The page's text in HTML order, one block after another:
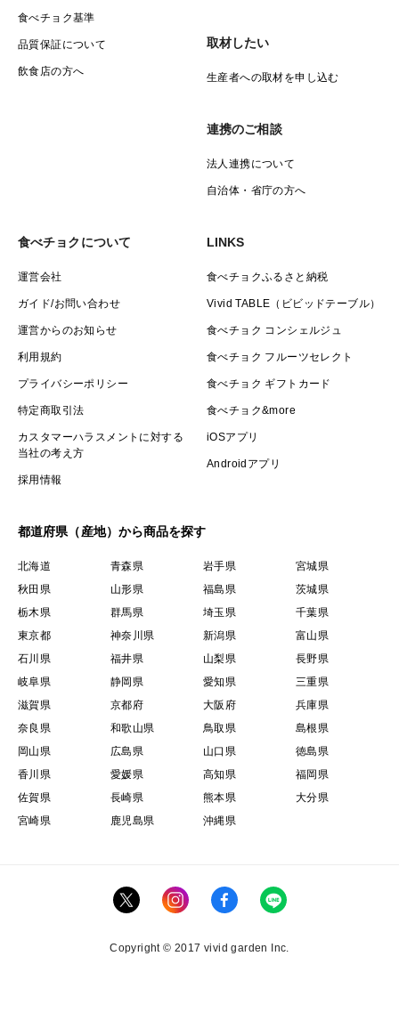
食べチョク基準
品質保証について
飲食店の方へ
取材したい
生産者への取材を申し込む
連携のご相談
法人連携について
自治体・省庁の方へ
食べチョクについて
運営会社
ガイド/お問い合わせ
運営からのお知らせ
利用規約
プライバシーポリシー
特定商取引法
カスタマーハラスメントに対する
当社の考え方
採用情報
LINKS
食べチョクふるさと納税
Vivid TABLE（ビビッドテーブル）
食べチョク コンシェルジュ
食べチョク フルーツセレクト
食べチョク ギフトカード
食べチョク&more
iOSアプリ
Androidアプリ
都道府県（産地）から商品を探す
北海道 青森県 岩手県
宮城県
秋田県
山形県 福島県
茨城県
栃木県
群馬県 埼玉県
千葉県
東京都
神奈川県 新潟県
富山県
石川県
福井県 山梨県
長野県
岐阜県
静岡県 愛知県
三重県
滋賀県
京都府 大阪府
兵庫県
奈良県
和歌山県 鳥取県
島根県
岡山県
広島県 山口県
徳島県
香川県
愛媛県 高知県
福岡県
佐賀県
長崎県 熊本県
大分県
宮崎県
鹿児島県 沖縄県
Copyright © 2017 vivid garden Inc.